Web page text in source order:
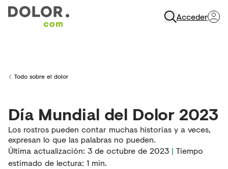
Acceder
Back to
Todo sobre el dolor
Día Mundial del Dolor 2023
Los rostros pueden contar muchas historias y a veces,
expresan lo que las palabras no pueden.
Última actualización: 3 de octubre de 2023 | Tiempo
estimado de lectura: 1 min.